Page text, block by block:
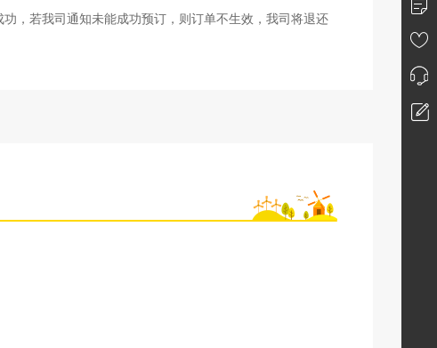
，若我司通知未能成功预订，则订单不生效，我司将退还